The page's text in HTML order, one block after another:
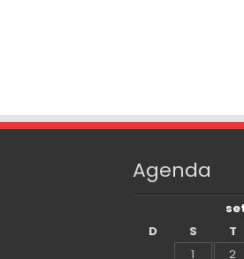
Agenda
D
S T
1
2